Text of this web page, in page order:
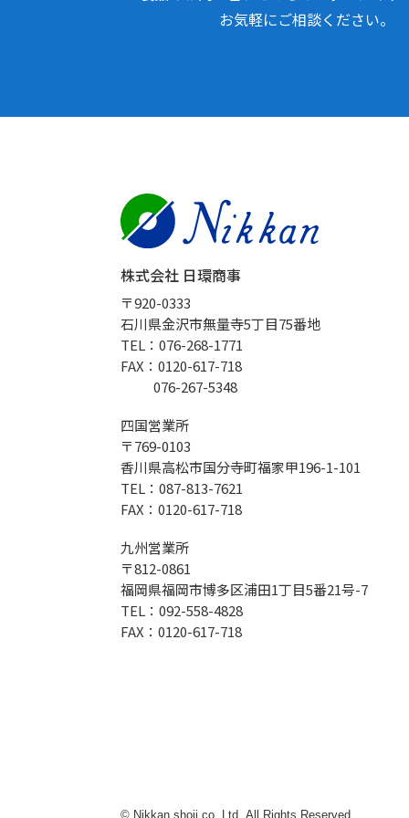
お気軽にご相談ください。
株式会社 日環商事
〒920-0333
石川県金沢市無量寺5丁目75番地
TEL：076-268-1771
FAX：0120-617-718
076-267-5348
四国営業所
〒769-0103
香川県高松市国分寺町福家甲196-1-101
TEL：087-813-7621
FAX：0120-617-718
九州営業所
〒812-0861
福岡県福岡市博多区浦田1丁目5番21号-7
TEL：092-558-4828
FAX：0120-617-718
© Nikkan shoji co.,Ltd. All Rights Reserved.